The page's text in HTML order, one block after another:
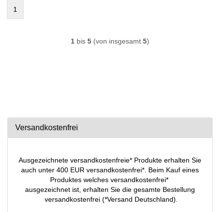
1
1 bis 5 (von insgesamt 5)
Versandkostenfrei
Ausgezeichnete versandkostenfreie* Produkte erhalten Sie
auch unter 400 EUR versandkostenfrei*. Beim Kauf eines
Produktes welches versandkostenfrei*
ausgezeichnet ist, erhalten Sie die gesamte Bestellung
versandkostenfrei (*Versand Deutschland).